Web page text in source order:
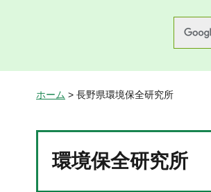
ホーム > 長野県環境保全研究所
環境保全研究所